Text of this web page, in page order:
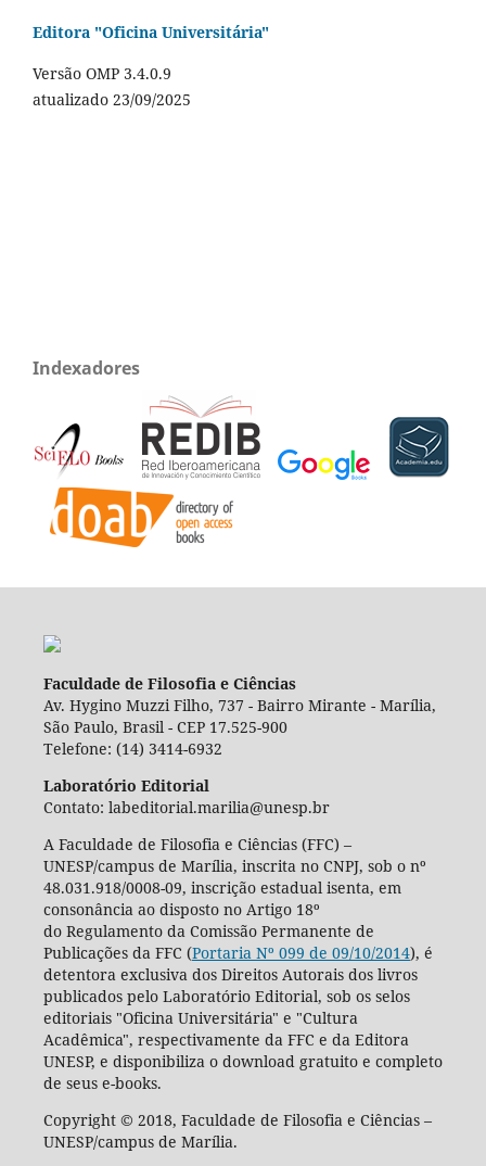
Editora "Oficina Universitária"
Versão OMP 3.4.0.9
atualizado 23/09/2025
Indexadores
Faculdade de Filosofia e Ciências
Av. Hygino Muzzi Filho, 737 - Bairro Mirante - Marília,
São Paulo, Brasil - CEP 17.525-900
Telefone: (14) 3414-6932
Laboratório Editorial
Contato: labeditorial.marilia@unesp.br
A Faculdade de Filosofia e Ciências (FFC) –
UNESP/campus de Marília, inscrita no CNPJ, sob o nº
48.031.918/0008-09, inscrição estadual isenta, em
consonância ao disposto no Artigo 18º
do Regulamento da Comissão Permanente de
Publicações da FFC (Portaria Nº 099 de 09/10/2014), é
detentora exclusiva dos Direitos Autorais dos livros
publicados pelo Laboratório Editorial, sob os selos
editoriais "Oficina Universitária" e "Cultura
Acadêmica", respectivamente da FFC e da Editora
UNESP, e disponibiliza o download gratuito e completo
de seus e-books.
Copyright © 2018, Faculdade de Filosofia e Ciências –
UNESP/campus de Marília.